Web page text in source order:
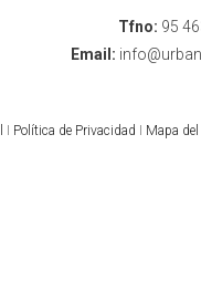
Tfno: 95
Email:
I Política de Privacidad I Mapa